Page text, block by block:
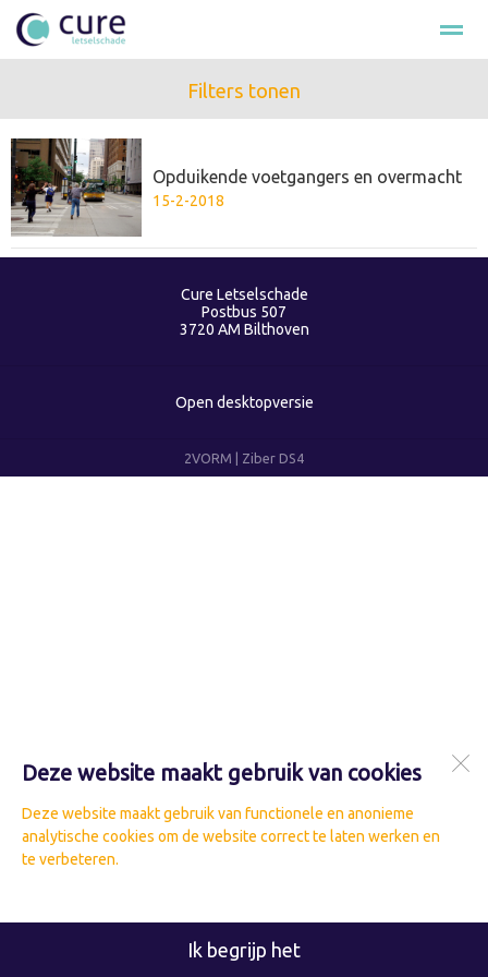
Loonschade Smartengeld
Bellen E-mail Nieuws Zoeken
Deze website maakt gebruik van cookies
Deze website maakt gebruik van functionele en anonieme
analytische cookies om de website correct te laten werken en
te verbeteren.
Ik begrijp het
Filters tonen
Opduikende voetgangers en overmacht
15-2-2018
Cure Letselschade
Postbus 507
3720 AM Bilthoven
Open desktopversie
2VORM | Ziber DS4